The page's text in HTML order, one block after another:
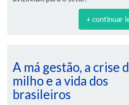
+ continuar
A má gestão, a crise
milho e a vida dos
brasileiros